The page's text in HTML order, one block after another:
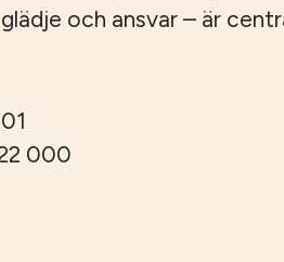
och ansvar – är
000